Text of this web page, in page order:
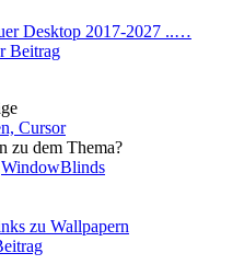
Desktop 2017-2027 ..…
Beitrag
Cursor
zu dem Thema?
WindowBlinds
zu Wallpapern